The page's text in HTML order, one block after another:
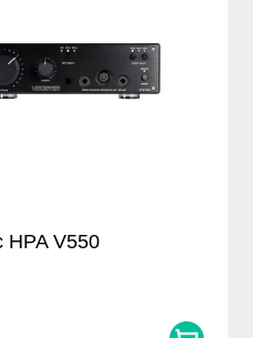
HPA V550